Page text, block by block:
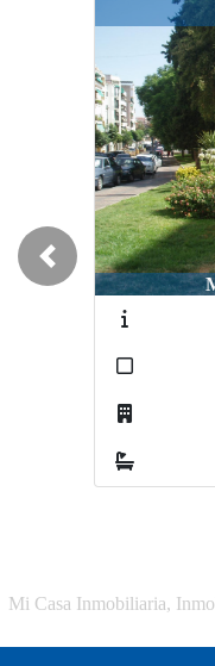
4008-
Previous
Mi Casa Inmobiliaria,